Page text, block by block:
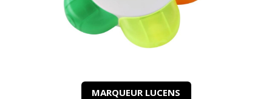
MARQUEUR LUCENS